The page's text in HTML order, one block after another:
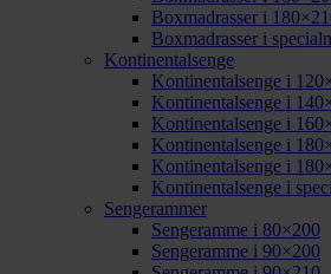
Boxmadrasser i
Boxmadrasser i
Kontinentalsenge
Kontinentalsenge i
Kontinentalsenge i
Kontinentalsenge i
Kontinentalsenge i
Kontinentalsenge i
Kontinentalsenge i
Sengerammer
Sengeramme i 80×200
Sengeramme i 90×200